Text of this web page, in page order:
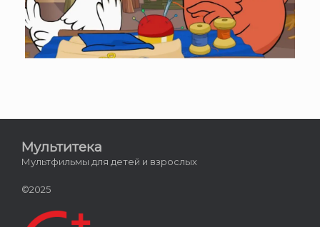
Мультитека
Мультфильмы для детей и взрослых
©2025